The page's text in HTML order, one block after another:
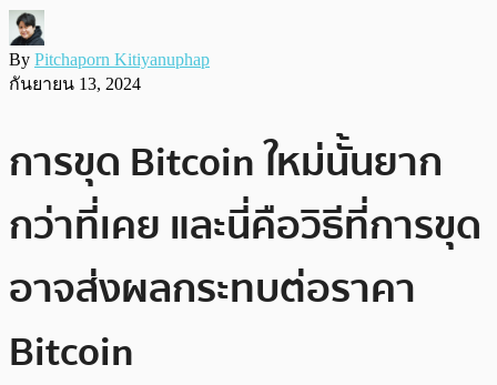
By Pitchaporn Kitiyanuphap
กันยายน 13, 2024
การขุด Bitcoin ใหม่นั้นยาก
กว่าที่เคย และนี่คือวิธีที่การขุด
อาจส่งผลกระทบต่อราคา
Bitcoin